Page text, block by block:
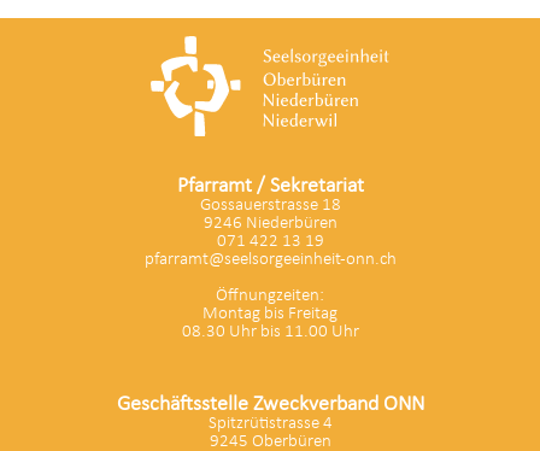
Pfarramt / Sekretariat
Gossauerstrasse 18
9246 Niederbüren
071 422 13 19
pfarramt@seelsorgeeinheit-onn.ch
Öffnungzeiten:
Montag bis Freitag
08.30 Uhr bis 11.00 Uhr
Geschäftsstelle Zweckverband ONN
Spitzrütistrasse 4
9245 Oberbüren